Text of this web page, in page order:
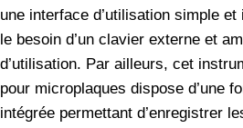
une interface d’utilisation simple
le besoin d’un clavier externe et
d’utilisation. Par ailleurs, cet
pour microplaques dispose d’une
intégrée permettant d’enregistrer